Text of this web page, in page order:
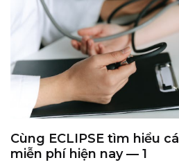
Cùng ECLIPSE tìm hiểu
miễn phí hiện nay — 1